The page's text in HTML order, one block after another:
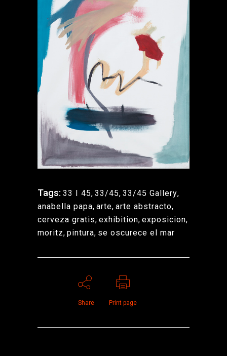
Tags: 33 I 45, 33/45, 33/45 Gallery,
anabella papa, arte, arte abstracto,
cerveza gratis, exhibition, exposicion,
moritz, pintura, se oscurece el mar
Share Print page